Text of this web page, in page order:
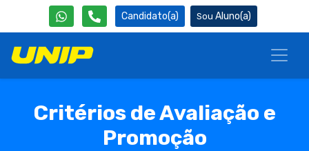
Candidato(a) Aluno(a)
Critérios de Avaliação e
Promoção